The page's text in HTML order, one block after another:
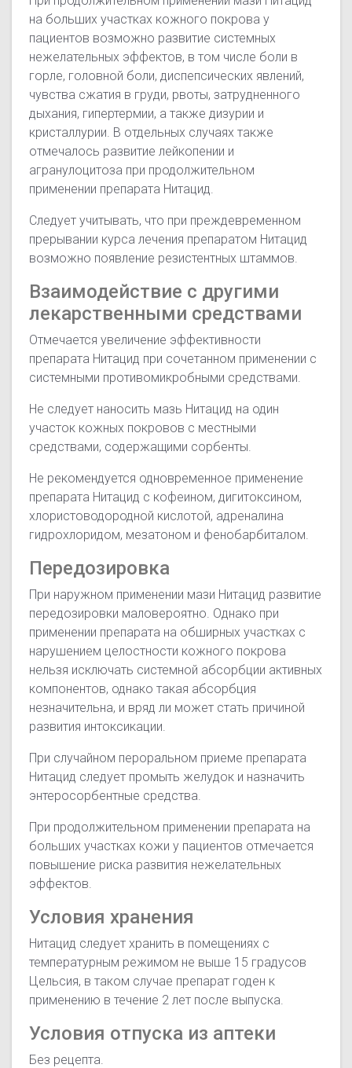
на больших участках кожного покрова у
пациентов возможно развитие системных
нежелательных эффектов, в том числе боли в
горле, головной боли, диспепсических явлений,
чувства сжатия в груди, рвоты, затрудненного
дыхания, гипертермии, а также дизурии и
кристаллурии. В отдельных случаях также
отмечалось развитие лейкопении и
агранулоцитоза при продолжительном
применении препарата Нитацид.
Следует учитывать, что при преждевременном
прерывании курса лечения препаратом Нитацид
возможно появление резистентных штаммов.
Взаимодействие с другими
лекарственными средствами
Отмечается увеличение эффективности
препарата Нитацид при сочетанном применении с
системными противомикробными средствами.
Не следует наносить мазь Нитацид на один
участок кожных покровов с местными
средствами, содержащими сорбенты.
Не рекомендуется одновременное применение
препарата Нитацид с кофеином, дигитоксином,
хлористоводородной кислотой, адреналина
гидрохлоридом, мезатоном и фенобарбиталом.
Передозировка
При наружном применении мази Нитацид развитие
передозировки маловероятно. Однако при
применении препарата на обширных участках с
нарушением целостности кожного покрова
нельзя исключать системной абсорбции активных
компонентов, однако такая абсорбция
незначительна, и вряд ли может стать причиной
развития интоксикации.
При случайном пероральном приеме препарата
Нитацид следует промыть желудок и назначить
энтеросорбентные средства.
При продолжительном применении препарата на
больших участках кожи у пациентов отмечается
повышение риска развития нежелательных
эффектов.
Условия хранения
Нитацид следует хранить в помещениях с
температурным режимом не выше 15 градусов
Цельсия, в таком случае препарат годен к
применению в течение 2 лет после выпуска.
Условия отпуска из аптеки
Без рецепта.